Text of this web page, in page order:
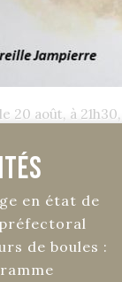
20 août, à
en état de
préfectoral
de boules :